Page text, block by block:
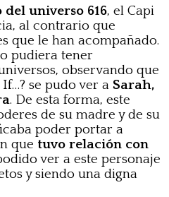
del universo 616, el Capi
al contrario que
que le han acompañado.
pudiera tener
observando que
se pudo ver a Sarah,
. De esta forma, este
de su madre y de su
poder portar a
que tuvo relación con
ver a este personaje
y siendo una digna